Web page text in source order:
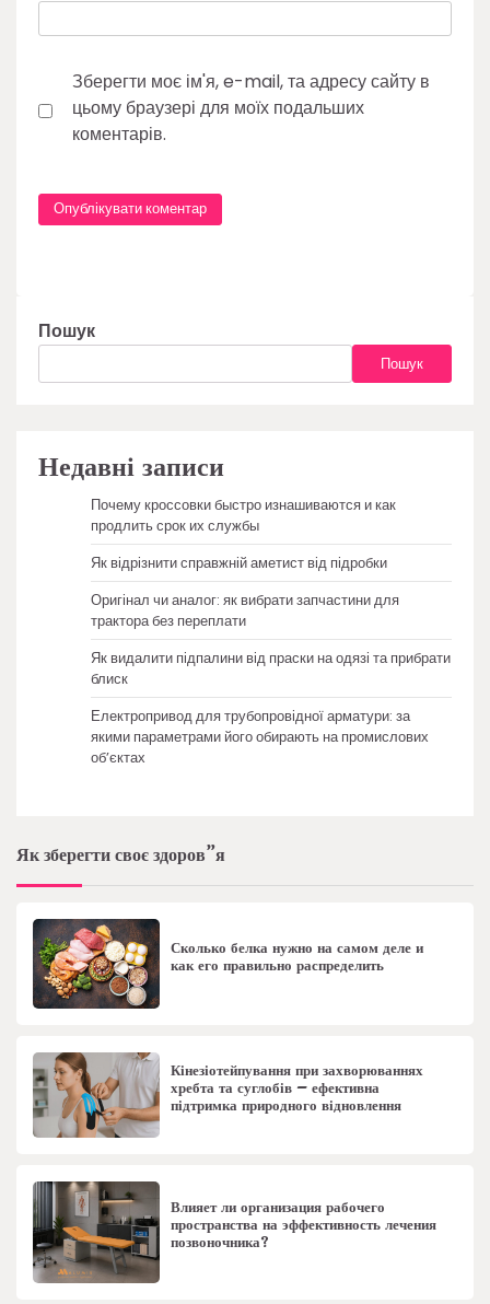
Зберегти моє ім'я, e-mail, та адресу сайту в
цьому браузері для моїх подальших
коментарів.
Пошук
Пошук
Недавні записи
Почему кроссовки быстро изнашиваются и как
продлить срок их службы
Як відрізнити справжній аметист від підробки
Оригінал чи аналог: як вибрати запчастини для
трактора без переплати
Як видалити підпалини від праски на одязі та прибрати
блиск
Електропривод для трубопровідної арматури: за
якими параметрами його обирають на промислових
об’єктах
Як зберегти своє здоров”я
Сколько белка нужно на самом деле и
как его правильно распределить
Кінезіотейпування при захворюваннях
хребта та суглобів – ефективна
підтримка природного відновлення
Влияет ли организация рабочего
пространства на эффективность лечения
позвоночника?